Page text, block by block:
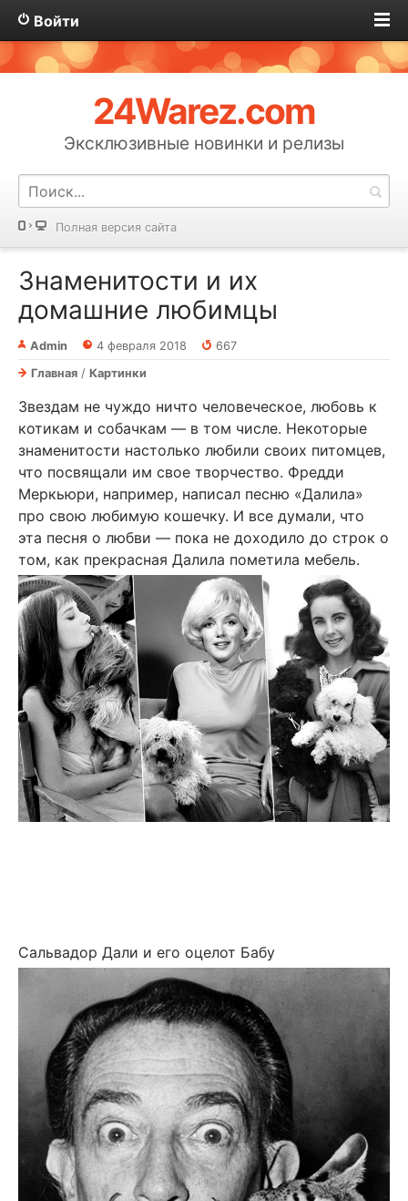
Войти
24Warez.com
Эксклюзивные новинки и релизы
Полная версия сайта
Знаменитости и их
домашние любимцы
Admin 4 февраля 2018
667
Главная / Картинки
Звездам не чуждо ничто человеческое, любовь к
котикам и собачкам — в том числе. Некоторые
знаменитости настолько любили своих питомцев,
что посвящали им свое творчество. Фредди
Меркьюри, например, написал песню «Далила»
про свою любимую кошечку. И все думали, что
эта песня о любви — пока не доходило до строк о
том, как прекрасная Далила пометила мебель.
Сальвадор Дали и его оцелот Бабу